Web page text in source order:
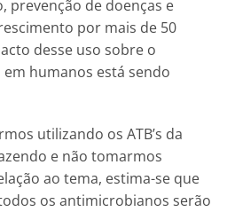
prevenção de doenças e
por mais de 50
desse uso sobre o
humanos está sendo
utilizando os ATB’s da
e não tomarmos
ao tema, estima-se que
os antimicrobianos serão